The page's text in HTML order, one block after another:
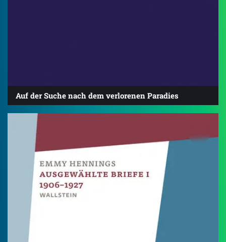
Auf der Suche nach dem verlorenen Paradies